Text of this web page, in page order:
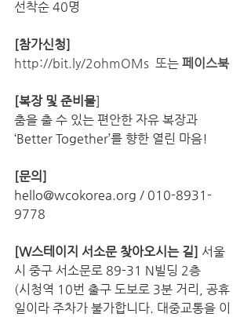
선착순 40명
[참가신청]
http://bit.ly/2ohmOMs 또는 페이스북
[복장 및 준비물]
춤을 출 수 있는 편안한 자유 복장과
‘Better Together’를 향한 열린 마음!
[문의]
hello@wcokorea.org / 010-8931-
9778
[W스테이지 서소문 찾아오시는 길] 서울
시 중구 서소문로 89-31 N빌딩 2층
(시청역 10번 출구 도보로 3분 거리, 공휴
일이라 주차가 불가합니다. 대중교통을 이